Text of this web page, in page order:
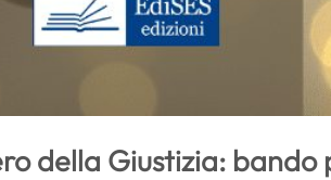
della Giustizia: